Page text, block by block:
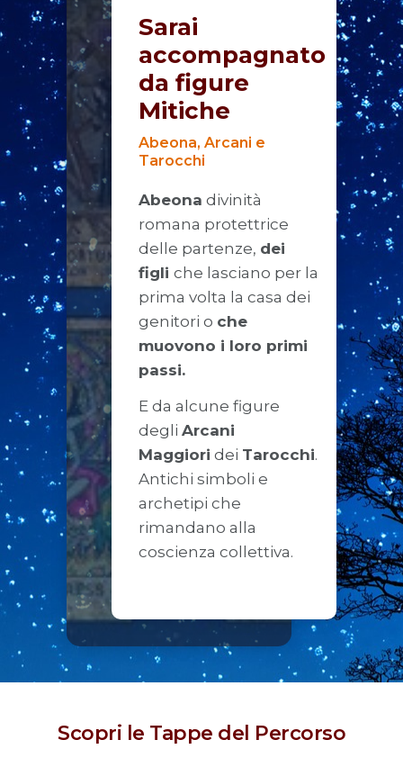
Sarai
accompagnato
da figure
Mitiche
Abeona, Arcani e
Tarocchi
Abeona divinità
romana protettrice
delle partenze, dei
figli che lasciano per la
prima volta la casa dei
genitori o che
muovono i loro primi
passi.
E da alcune figure
degli Arcani
Maggiori dei Tarocchi.
Antichi simboli e
archetipi che
rimandano alla
coscienza collettiva.
Scopri le Tappe del Percorso